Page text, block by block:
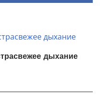
дыхание